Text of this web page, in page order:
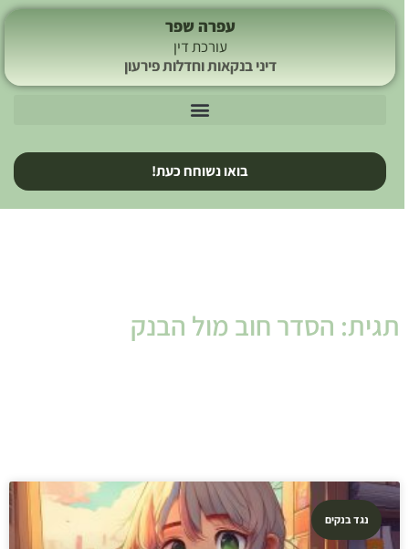
עפרה שפר
עורכת דין
דיני בנקאות וחדלות פירעון
בואו נשוחח כעת!
תגית: הסדר חוב מול הבנק
נגד בנקים